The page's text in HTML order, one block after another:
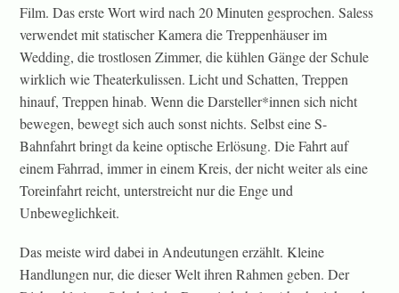
Film. Das erste Wort wird nach 20 Minuten gesprochen. Saless
verwendet mit statischer Kamera die Treppenhäuser im
Wedding, die trostlosen Zimmer, die kühlen Gänge der Schule
wirklich wie Theaterkulissen. Licht und Schatten, Treppen
hinauf, Treppen hinab. Wenn die Darsteller*innen sich nicht
bewegen, bewegt sich auch sonst nichts. Selbst eine S-
Bahnfahrt bringt da keine optische Erlösung. Die Fahrt auf
einem Fahrrad, immer in einem Kreis, der nicht weiter als eine
Toreinfahrt reicht, unterstreicht nur die Enge und
Unbeweglichkeit.
Das meiste wird dabei in Andeutungen erzählt. Kleine
Handlungen nur, die dieser Welt ihren Rahmen geben. Der